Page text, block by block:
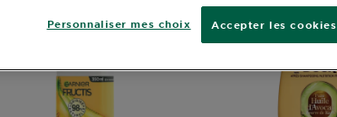
Accepter les cookies
Personnaliser mes choix